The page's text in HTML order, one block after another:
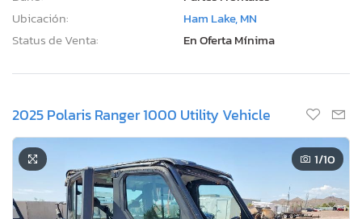
Ubicación:
Ham Lake, MN
Status de Venta:
En Oferta Mínima
2025 Polaris Ranger 1000 Utility Vehicle
1/10